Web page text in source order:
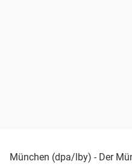
München (dpa/lby) - Der